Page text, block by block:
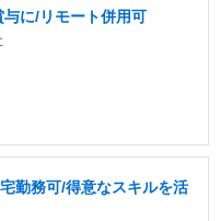
に/リモート併用可
勤務可/得意なスキルを活